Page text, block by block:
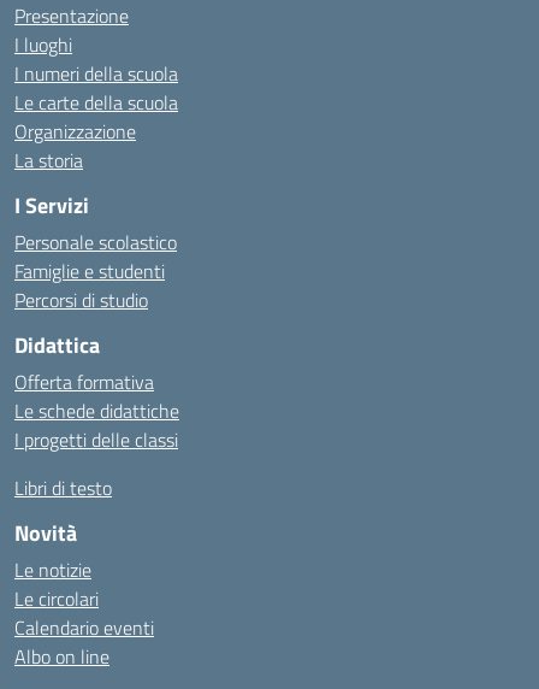
Presentazione
I luoghi
I numeri della scuola
Le carte della scuola
Organizzazione
La storia
I Servizi
Personale scolastico
Famiglie e studenti
Percorsi di studio
Didattica
Offerta formativa
Le schede didattiche
I progetti delle classi
Libri di testo
Novità
Le notizie
Le circolari
Calendario eventi
Albo on line